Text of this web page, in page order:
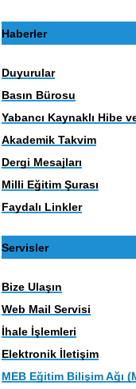
Haberler
Duyurular
Basın Bürosu
Yabancı Kaynaklı Hibe
Akademik Takvim
Dergi Mesajları
Milli Eğitim Şurası
Faydalı Linkler
Servisler
Bize Ulaşın
Web Mail Servisi
İhale İşlemleri
Elektronik İletişim
MEB Eğitim Bilişim Ağı